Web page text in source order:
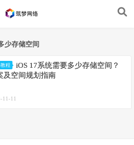
少存储空间
程
iOS 17系统需要多少存储空间？
及空间规划指南
11-11